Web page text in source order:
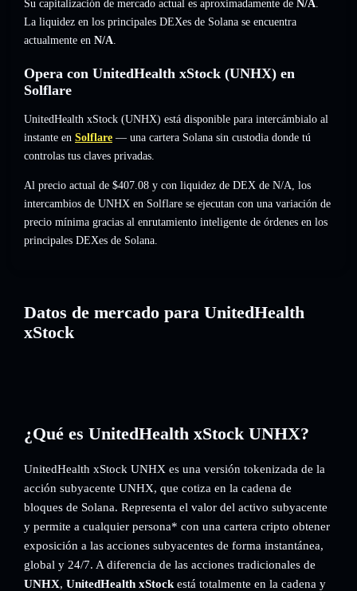
Su capitalización de mercado actual es aproximadamente de N/A.
La liquidez en los principales DEXes de Solana se encuentra
actualmente en N/A.
Opera con UnitedHealth xStock (UNHX) en
Solflare
UnitedHealth xStock (UNHX) está disponible para intercámbialo al
instante en Solflare — una cartera Solana sin custodia donde tú
controlas tus claves privadas.
Al precio actual de $407.08 y con liquidez de DEX de N/A, los
intercambios de UNHX en Solflare se ejecutan con una variación de
precio mínima gracias al enrutamiento inteligente de órdenes en los
principales DEXes de Solana.
Datos de mercado para UnitedHealth
xStock
¿Qué es UnitedHealth xStock UNHX?
UnitedHealth xStock UNHX es una versión tokenizada de la
acción subyacente UNHX, que cotiza en la cadena de
bloques de Solana. Representa el valor del activo subyacente
y permite a cualquier persona* con una cartera cripto obtener
exposición a las acciones subyacentes de forma instantánea,
global y 24/7. A diferencia de las acciones tradicionales de
UNHX, UnitedHealth xStock está totalmente en la cadena y